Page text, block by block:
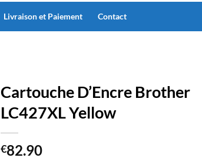
Livraison et Paiement Contact
Cartouche D’Encre Brother
LC427XL Yellow
€82.90